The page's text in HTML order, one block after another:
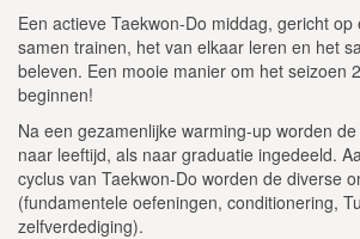
Een actieve Taekwon-Do middag, gericht
samen trainen, het van elkaar leren en het
beleven. Een mooie manier om het seizoen
beginnen!
Na een gezamenlijke warming-up worden
naar leeftijd, als naar graduatie ingedeeld.
cyclus van Taekwon-Do worden de diverse
(fundamentele oefeningen, conditionering,
zelfverdediging).